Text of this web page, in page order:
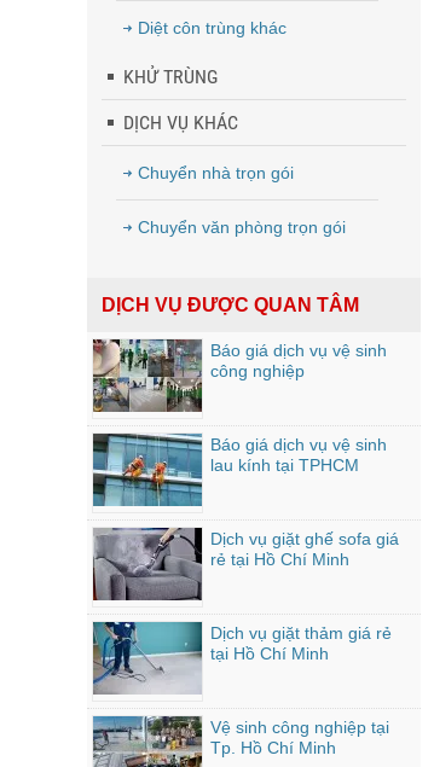
Diệt côn trùng khác
KHỬ TRÙNG
DỊCH VỤ KHÁC
Chuyển nhà trọn gói
Chuyển văn phòng trọn gói
DỊCH VỤ ĐƯỢC QUAN TÂM
Báo giá dịch vụ vệ sinh
công nghiệp
Báo giá dịch vụ vệ sinh
lau kính tại TPHCM
Dịch vụ giặt ghế sofa giá
rẻ tại Hồ Chí Minh
Dịch vụ giặt thảm giá rẻ
tại Hồ Chí Minh
Vệ sinh công nghiệp tại
Tp. Hồ Chí Minh